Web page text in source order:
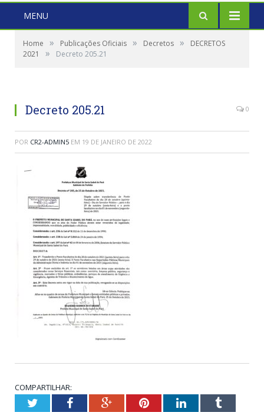
MENU
Home » Publicações Oficiais » Decretos »
DECRETOS
2021
» Decreto 205.21
Decreto 205.21 0
POR CR2-ADMIN5 EM 19 DE JANEIRO DE 2022
COMPARTILHAR:
TwitterFacebookGoogle+PinterestLinkedInTumblr